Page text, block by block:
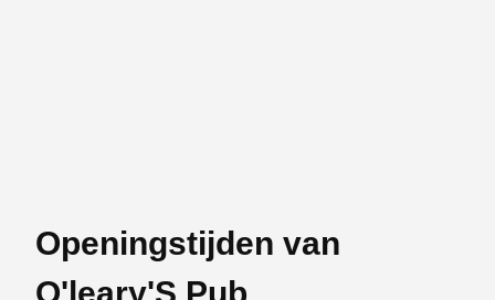
Openingstijden van